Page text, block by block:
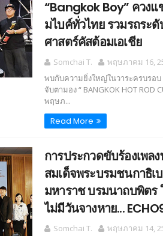
“Bangkok Boy” ควง
มไบค์ทั่วไทย รวมรถระ
ศาสตร์คัสต้อมเอเชีย
Somchai T.
พฤษภาคม 16,
พบกับความยิ่งใหญ่ในวาระครบรอ
จับตามอง “ BANGKOK HOT ROD
พฤษภ...
Read More
การประกวดขับร้องเพล
สมเด็จพระบรมชนกาธิ
มหาราช บรมนาถบพิตร
ไม่มีวันจางหาย...
Somchai T.
พฤษภาคม 14,